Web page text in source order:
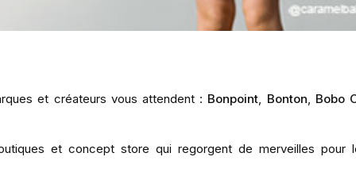
et créateurs vous attendent : Bonpoint, Bonton, Bobo
et concept store qui regorgent de merveilles pour